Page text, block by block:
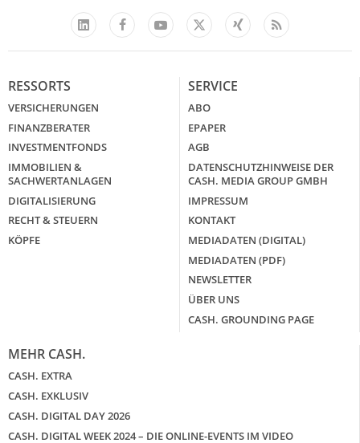
LinkedIn
FacebookYouTube
X
Xing Feed
RESSORTS
VERSICHERUNGEN
FINANZBERATER
INVESTMENTFONDS
IMMOBILIEN &
SACHWERTANLAGEN
DIGITALISIERUNG
RECHT & STEUERN
KÖPFE
SERVICE
ABO
EPAPER
AGB
DATENSCHUTZHINWEISE DER
CASH. MEDIA GROUP GMBH
IMPRESSUM
KONTAKT
MEDIADATEN (DIGITAL)
MEDIADATEN (PDF)
NEWSLETTER
ÜBER UNS
CASH. GROUNDING PAGE
MEHR CASH.
CASH. EXTRA
CASH. EXKLUSIV
CASH. DIGITAL DAY 2026
CASH. DIGITAL WEEK 2024 – DIE ONLINE-EVENTS IM VIDEO